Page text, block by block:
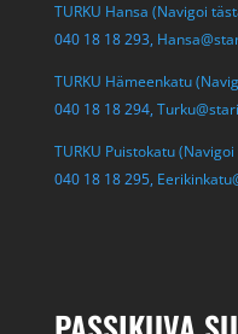
TURKU Hansa (Navigoi
040 18 18 293,
TURKU Hämeenkatu
040 18 18 294,
TURKU Puistokatu
040 18 18 295,